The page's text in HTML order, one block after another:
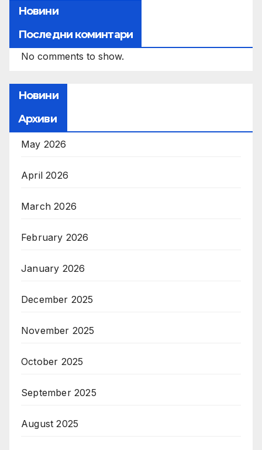
Новини
Последни коминтари
No comments to show.
Новини
Архиви
May 2026
April 2026
March 2026
February 2026
January 2026
December 2025
November 2025
October 2025
September 2025
August 2025